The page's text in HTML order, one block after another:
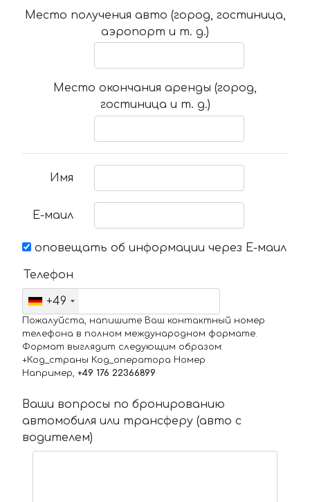
Место получения авто (город, гостиница,
аэропорт и т. д.)
Место окончания аренды (город,
гостиница и т. д.)
Имя
Е-маил
оповещать об информации через Е-маил
Телефон
+49
Пожалуйста, напишите Ваш контактный номер
телефона в полном международном формате.
Формат выглядит следующим образом:
+Код_страны Код_оператора Номер
Например, +49 176 22366899
Ваши вопросы по бронированию
автомобиля или трансферу (авто с
водителем)